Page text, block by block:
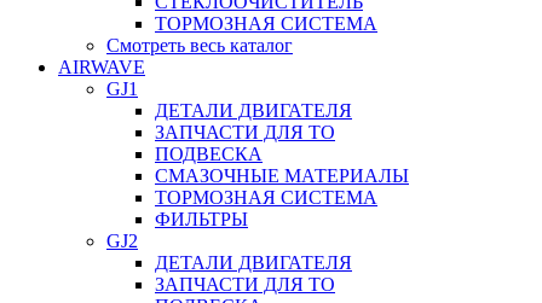
ТОРМОЗНАЯ СИСТЕМА
Смотреть весь каталог
AIRWAVE
GJ1
ДЕТАЛИ ДВИГАТЕЛЯ
ЗАПЧАСТИ ДЛЯ ТО
ПОДВЕСКА
СМАЗОЧНЫЕ МАТЕРИАЛЫ
ТОРМОЗНАЯ СИСТЕМА
ФИЛЬТРЫ
GJ2
ДЕТАЛИ ДВИГАТЕЛЯ
ЗАПЧАСТИ ДЛЯ ТО